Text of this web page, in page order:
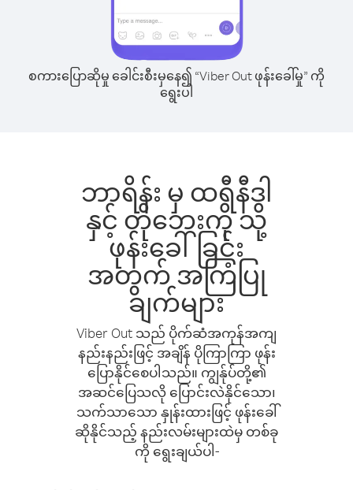
စကားပြောဆိုမှု ခေါင်းစီးမှနေ၍ “Viber Out ဖုန်းခေါ်မှု” ကို
ရွေးပါ
ဘာရိန်း မှ ထရီနီဒါ
နှင့် တိုဘေးကို သို့
ဖုန်းခေါ်ခြင်း
အတွက် အကြံပြု
ချက်များ
Viber Out သည် ပိုက်ဆံအကုန်အကျ
နည်းနည်းဖြင့် အချိန် ပိုကြာကြာ ဖုန်း
ပြောနိုင်စေပါသည်။ ကျွန်ုပ်တို့၏
အဆင်ပြေသလို ပြောင်းလဲနိုင်သော၊
သက်သာသော နှုန်းထားဖြင့် ဖုန်းခေါ်
ဆိုနိုင်သည့် နည်းလမ်းများထဲမှ တစ်ခု
ကို ရွေးချယ်ပါ-